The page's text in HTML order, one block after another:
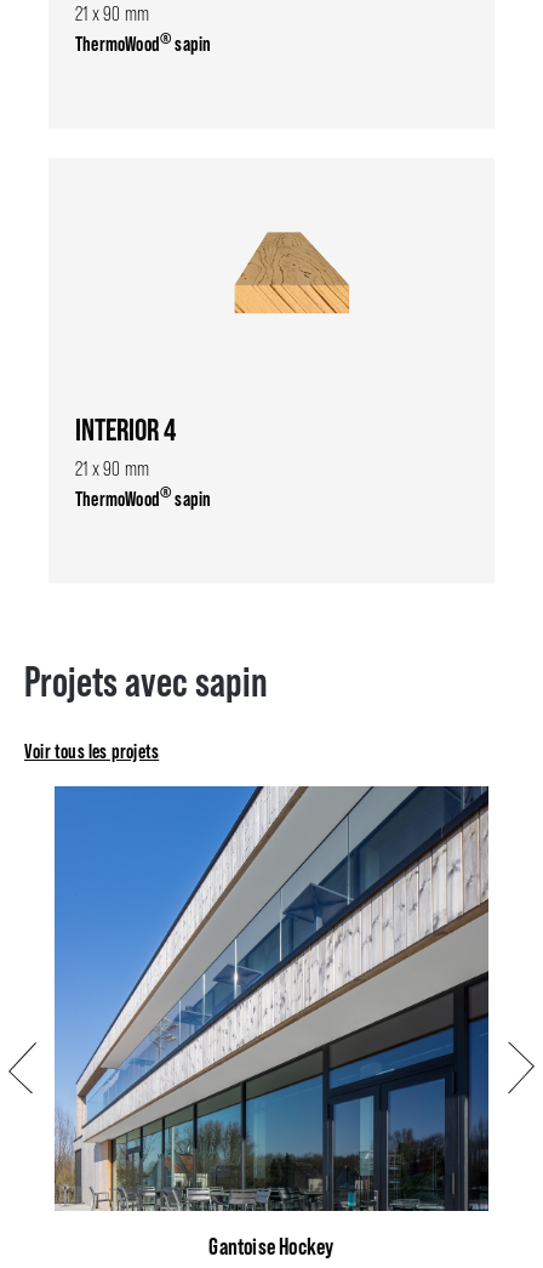
21 x 90 mm
ThermoWood®sapin
INTERIOR 4
21 x 90 mm
ThermoWood®sapin
Projets avec sapin
Voir tous les projets
Précédent
Gantoise Hockey